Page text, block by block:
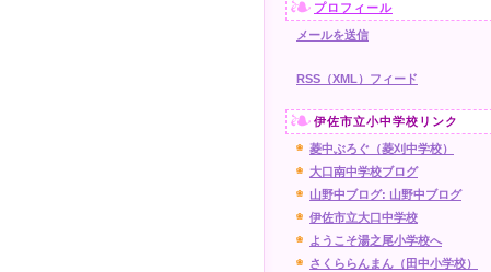
プロフィール
メールを送信
RSS（XML）フィード
伊佐市立小中学校リンク
菱中ぶろぐ（菱刈中学校）
大口南中学校ブログ
山野中ブログ: 山野中ブログ
伊佐市立大口中学校
ようこそ湯之尾小学校へ
さくららんまん（田中小学校）